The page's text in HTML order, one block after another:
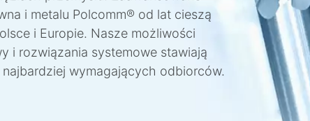
i metalu Polcomm® od lat cieszą
i Europie. Nasze możliwości
i rozwiązania systemowe stawiają
wymagających odbiorców.